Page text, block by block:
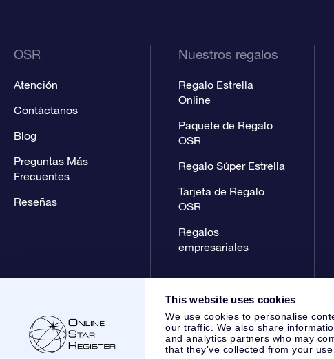
This website uses cookies
We use cookies to personalise
our traffic. We also share
and analytics partners who may
that they’ve collected from your
OSR
Atención
Contáctanos
Blog
Preguntas Más
Frecuentes
Reseñas
Nuestros regalos
Regalo Estrella
Online
Paquete de Regalo
OSR
Regalo Súper Estrella
Tarjeta de Regalo
OSR
Regalos
empresariales